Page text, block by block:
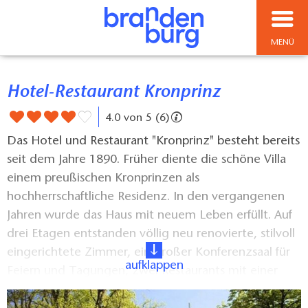
MENÜ
Hotel-Restaurant Kronprinz
4.0 von 5 (6)
Das Hotel und Restaurant "Kronprinz" besteht bereits
seit dem Jahre 1890. Früher diente die schöne Villa
einem preußischen Kronprinzen als
hochherrschaftliche Residenz. In den vergangenen
Jahren wurde das Haus mit neuem Leben erfüllt. Auf
drei Etagen entstanden völlig neu renovierte, stilvoll
eingerichtete Zimmer, ein großer Konferenzsaal für
Feiern und Tagungen, zwei Restaurants mit einer
großen Sommerterrasse und ein rustikaler, von alten
aufklappen